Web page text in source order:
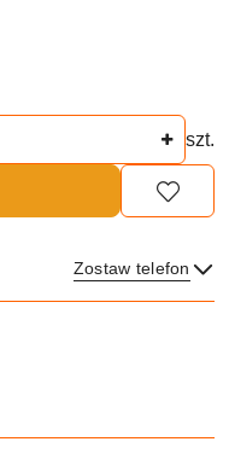
szt.
Zostaw telefon